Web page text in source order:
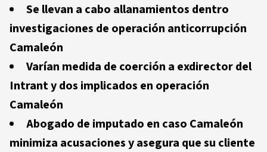
Se llevan a cabo allanamientos dentro
investigaciones de operación anticorrupción
Camaleón
Varían medida de coerción a exdirector del
Intrant y dos implicados en operación
Camaleón
Abogado de imputado en caso Camaleón
minimiza acusaciones y asegura que su cliente